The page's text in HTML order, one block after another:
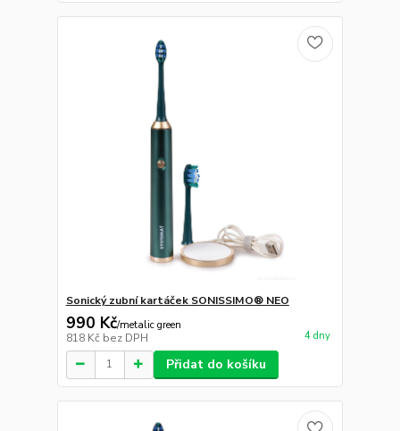
Sonický zubní kartáček SONISSIMO® NEO
990 Kč/metalic green
818 Kč bez DPH 4 dny
Přidat do košíku